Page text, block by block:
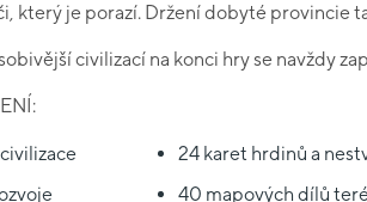
který je porazí. Držení dobyté provincie
civilizací na konci hry se navždy
24 karet hrdinů a
40 mapových dílů